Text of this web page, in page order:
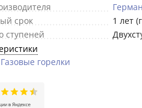
срок
1 лет
ступеней
Газовые горелки